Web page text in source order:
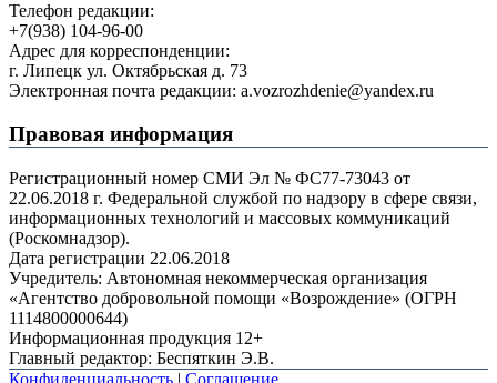
Телефон редакции:
+7(938) 104-96-00
Адрес для корреспонденции:
г. Липецк ул. Октябрьская д. 73
Электронная почта редакции: a.vozrozhdenie@yandex.ru
Правовая информация
Регистрационный номер СМИ Эл № ФС77-73043 от
22.06.2018 г. Федеральной службой по надзору в сфере связи,
информационных технологий и массовых коммуникаций
(Роскомнадзор).
Дата регистрации 22.06.2018
Учредитель: Автономная некоммерческая организация
«Агентство добровольной помощи «Возрождение» (ОГРН
1114800000644)
Информационная продукция 12+
Главный редактор: Беспяткин Э.В.
Конфиденциальность | Соглашение